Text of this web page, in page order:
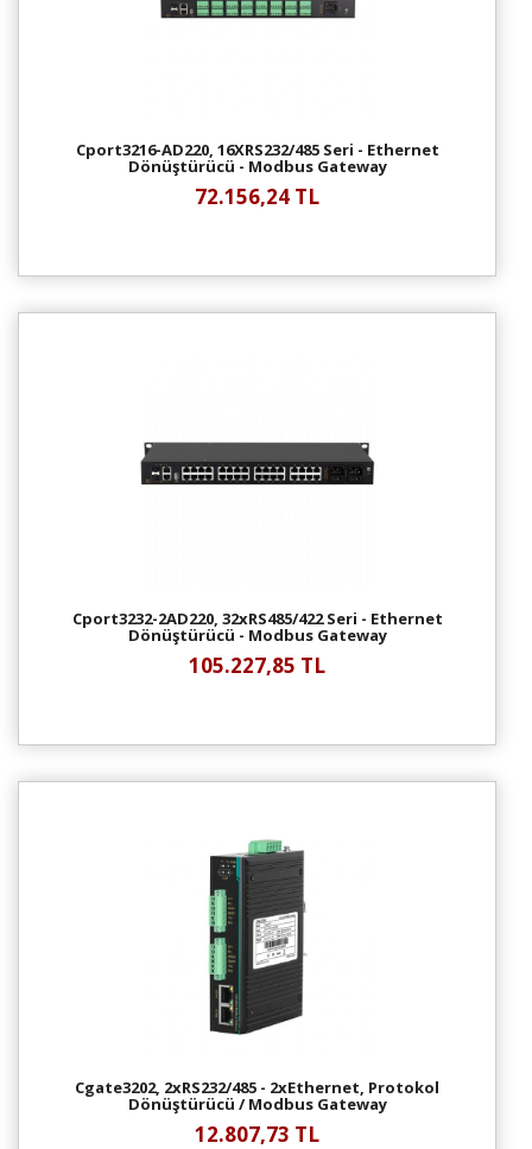
Cport3216-AD220, 16XRS232/485 Seri - Ethernet
Dönüştürücü - Modbus Gateway
72.156,24 TL
Cport3232-2AD220, 32xRS485/422 Seri - Ethernet
Dönüştürücü - Modbus Gateway
105.227,85 TL
Cgate3202, 2xRS232/485 - 2xEthernet, Protokol
Dönüştürücü / Modbus Gateway
12.807,73 TL